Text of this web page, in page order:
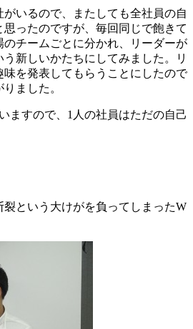
いるので、またしても全社員の自
ったのですが、毎回同じで飽きて
のチームごとに分かれ、リーダーが
う新しいかたちにしてみました。リ
を発表してもらうことにしたので
ました。
ますので、1人の社員はただの自己
という大けがを負ってしまったW